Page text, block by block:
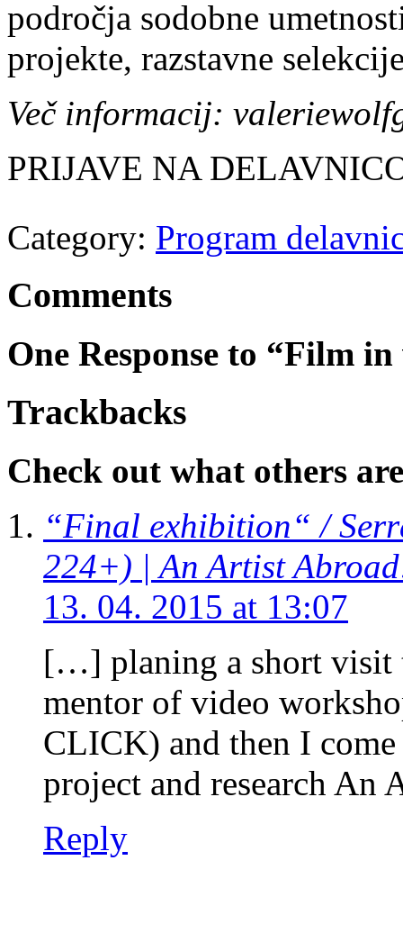
področja sodobne
projekte, razstavne
Več informacij:
PRIJAVE NA
Category: Program
Comments
One Response to “Film
Trackbacks
Check out what others
“Final exhibition“ /
224+) | An Artist
13. 04. 2015 at 13:07
[…] planing a short visit
mentor of video
CLICK) and then I
project and research
Reply